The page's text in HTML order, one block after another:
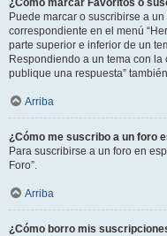
¿Cómo marcar Favoritos o
Puede marcar o suscribirse a
correspondiente en el menú
parte superior e inferior de un
Respondiendo a un tema con
publique una respuesta”
Arriba
¿Cómo me suscribo a un foro
Para suscribirse a un foro en
Foro”.
Arriba
¿Cómo borro mis